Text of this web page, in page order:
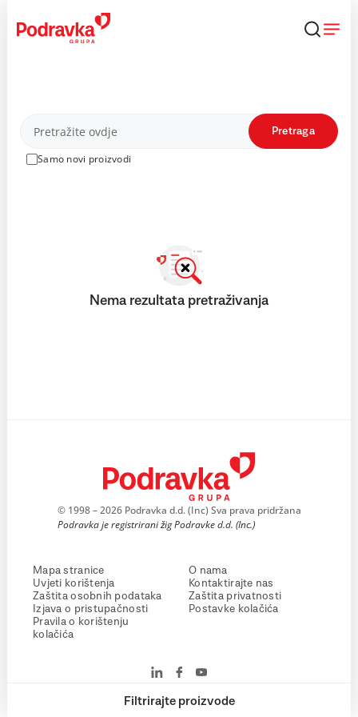
content
Proizvodi
Samo novi proizvodi
Pretraga
Filtrirajte proizvode
Nema rezultata pretraživanja
© 1998 – 2026 Podravka d.d. (Inc) Sva prava pridržana
Podravka je registrirani žig Podravke d.d. (Inc.)
Mapa stranice
Uvjeti korištenja
Zaštita osobnih podataka
Izjava o pristupačnosti
Pravila o korištenju
kolačića
O nama
Kontaktirajte nas
Zaštita privatnosti
Postavke kolačića